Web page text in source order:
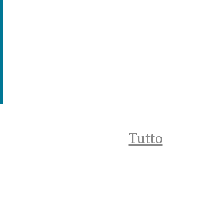
Tutto